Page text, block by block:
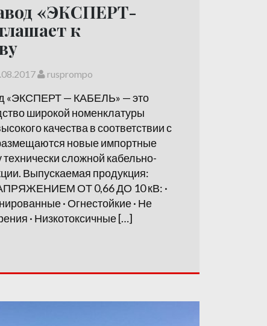
«ЭКСПЕРТ-
к
rusprompo
«ЭКСПЕРТ — КАБЕЛЬ» — это
широкой номенклатуры
качества в соответствии с
новые импортные
сложной кабельно-
Выпускаемая продукция:
ОТ 0,66 ДО 10 кВ: ·
· Огнестойкие · Не
· Низкотоксичные […]